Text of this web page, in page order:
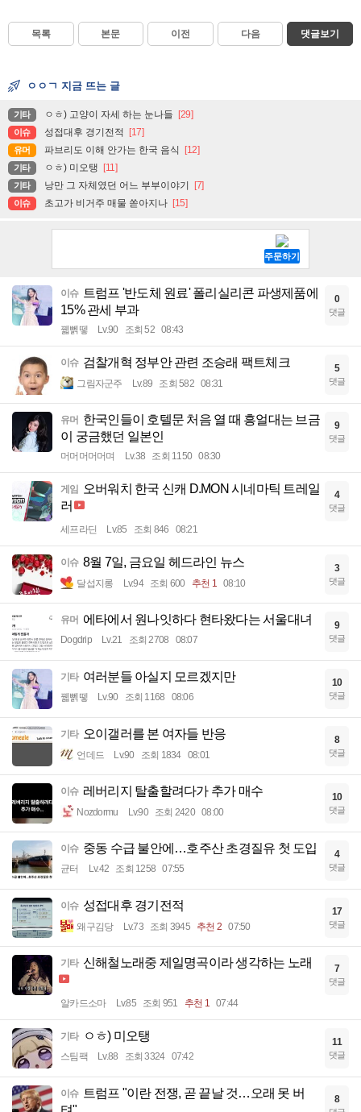
목록 본문 이전 다음 댓글보기
ㅇㅇㄱ 지금 뜨는 글
기타 ㅇㅎ) 고양이 자세 하는 눈나들 [29]
이슈 성접대후 경기전적 [17]
유머 파브리도 이해 안가는 한국 음식 [12]
기타 ㅇㅎ) 미오탱 [11]
기타 낭만 그 자체였던 어느 부부이야기 [7]
이슈 초고가 비거주 매물 쏟아지나 [15]
이슈
트럼프 '반도체 원료' 폴리실리콘 파생제품에
15% 관세 부과
꿻뻵뗗 Lv.90 조회 52 08:43
0
댓글
이슈 검찰개혁 정부안 관련 조승래 팩트체크
그림자군주 Lv.89 조회 582 08:31
5
댓글
유머 한국인들이 호텔문 처음 열 때 흥얼대는 브금
이 궁금했던 일본인
머머머머머며 Lv.38 조회 1150 08:30
9
댓글
게임 오버워치 한국 신캐 D.MON 시네마틱 트레일
러
세프라딘 Lv.85 조회 846 08:21
4
댓글
이슈 8월 7일, 금요일 헤드라인 뉴스
달섭지롱 Lv.94 조회 600 추천 1 08:10
3
댓글
유머 에타에서 원나잇하다 현타왔다는 서울대녀
Dogdrip Lv.21 조회 2708 08:07
9
댓글
기타 여러분들 아실지 모르겠지만
꿻뻵뗗 Lv.90 조회 1168 08:06
10
댓글
기타 오이갤러를 본 여자들 반응
언데드 Lv.90 조회 1834 08:01
8
댓글
이슈 레버리지 탈출할려다가 추가 매수
Nozdormu Lv.90 조회 2420 08:00
10
댓글
이슈 중동 수급 불안에…호주산 초경질유 첫 도입
균터 Lv.42 조회 1258 07:55
4
댓글
이슈 성접대후 경기전적
왜구김당 Lv.73 조회 3945 추천 2 07:50
17
댓글
기타 신해철노래중 제일명곡이라 생각하는 노래
알카드소마 Lv.85 조회 951 추천 1 07:44
7
댓글
기타 ㅇㅎ) 미오탱
스팀팩 Lv.88 조회 3324 07:42
11
댓글
이슈
트럼프 "이란 전쟁, 곧 끝날 것…오래 못 버
8